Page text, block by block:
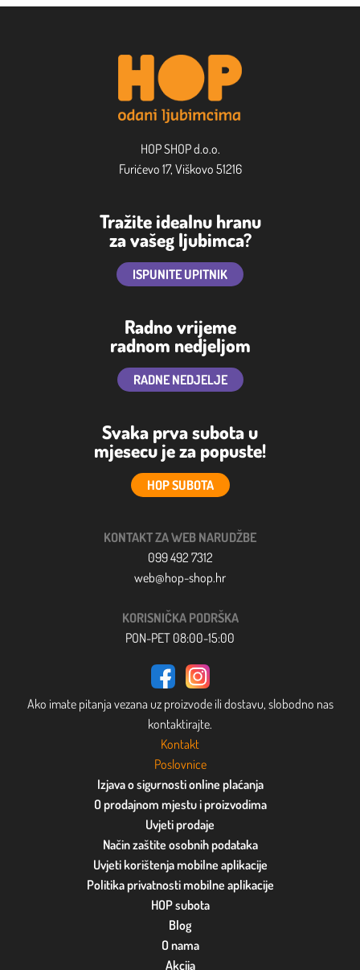
HOP SHOP d.o.o.
Furićevo 17, Viškovo 51216
Tražite idealnu hranu
za vašeg ljubimca?
ISPUNITE UPITNIK
Radno vrijeme
radnom nedjeljom
RADNE NEDJELJE
Svaka prva subota u
mjesecu je za popuste!
HOP SUBOTA
KONTAKT ZA WEB NARUDŽBE
099 492 7312
web@hop-shop.hr
KORISNIČKA PODRŠKA
PON-PET 08:00-15:00
Ako imate pitanja vezana uz proizvode ili dostavu, slobodno nas
kontaktirajte.
Kontakt
Poslovnice
Izjava o sigurnosti online plaćanja
O prodajnom mjestu i proizvodima
Uvjeti prodaje
Način zaštite osobnih podataka
Uvjeti korištenja mobilne aplikacije
Politika privatnosti mobilne aplikacije
HOP subota
Blog
O nama
Akcija